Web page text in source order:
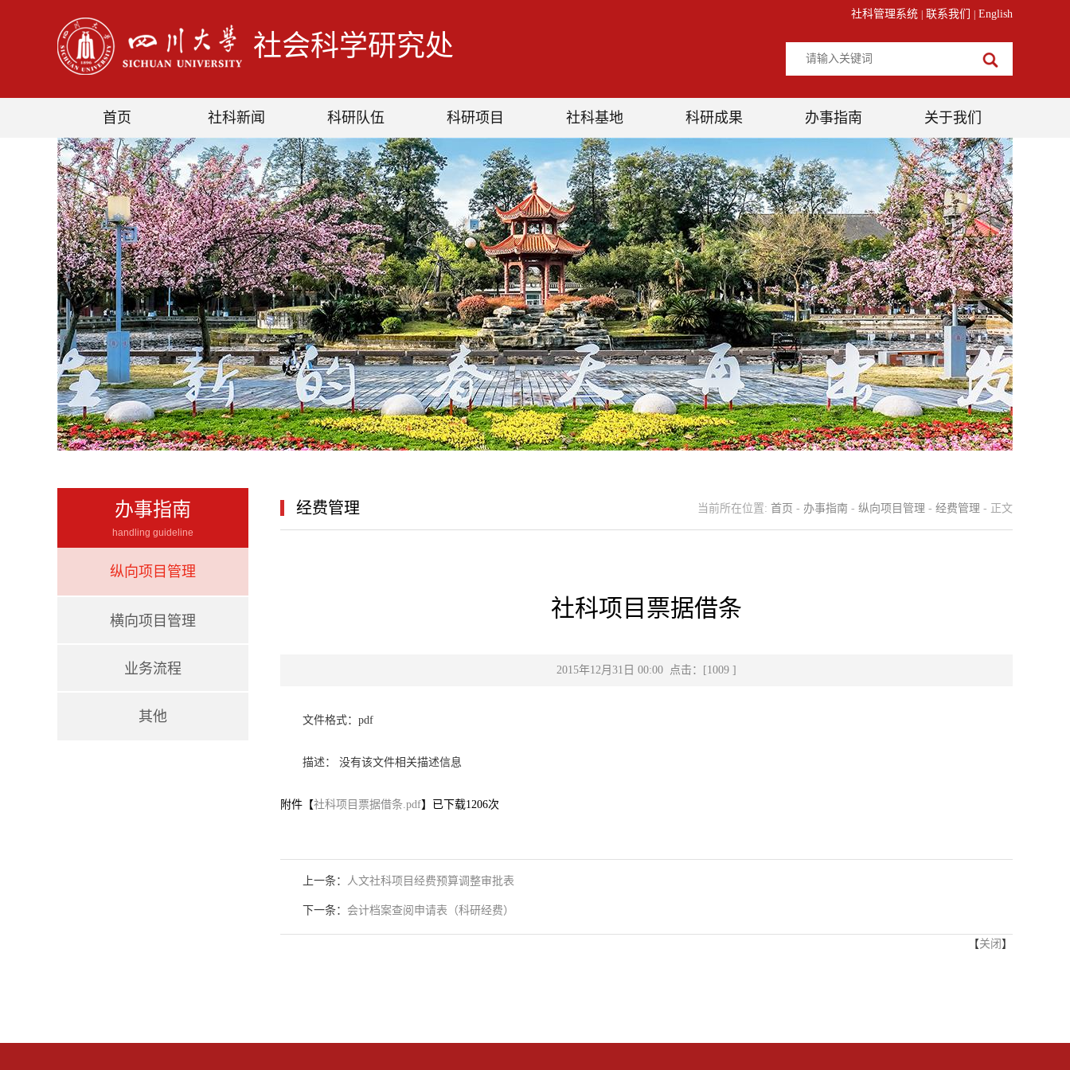
社会科学研究处
社科管理系统 联系我们 English
首页 社科新闻 科研队伍 科研项目 社科基地 科研成果 办事指南 关于我们
办事指南
handling guideline
纵向项目管理
横向项目管理
业务流程
其他
经费管理 当前所在位置: 首页 - 办事指南 - 纵向项目管理 - 经费管理 - 正文
社科项目票据借条
2015年12月31日 00:00 点击：[1009 ]
文件格式：pdf
描述： 没有该文件相关描述信息
附件【社科项目票据借条.pdf】已下载1206次
上一条： 人文社科项目经费预算调整审批表
下一条： 会计档案查阅申请表（科研经费）
【关闭 】